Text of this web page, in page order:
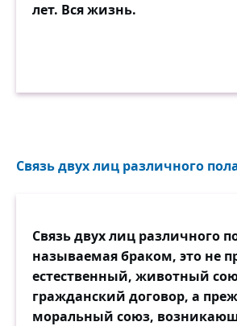
лет. Вся жизнь.
Связь двух лиц различного
Связь двух лиц различного
называемая браком, это не
естественный, животный
гражданский договор, а
моральный союз,